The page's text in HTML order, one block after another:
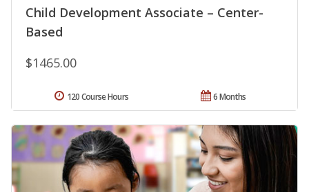
Child Development Associate – Center-
Based
$1465.00
6 Months
120 Course Hours